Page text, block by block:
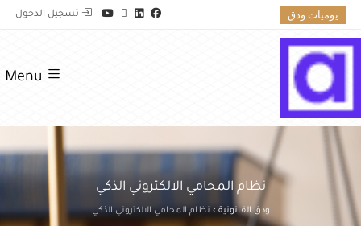
يوميات ودق تسجيل الدخول
Menu
نظام المحامي الالكتروني الذكي
ودق القانونية›نظام المحامي الالكتروني الذكي